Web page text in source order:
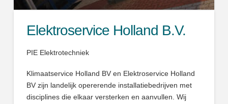
Elektroservice Holland B.V.
PIE Elektrotechniek
Klimaatservice Holland BV en Elektroservice Holland
BV zijn landelijk opererende installatiebedrijven met
disciplines die elkaar versterken en aanvullen. Wij